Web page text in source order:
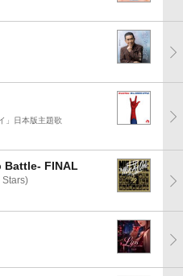
」日本版主題歌
Battle- FINAL
Stars)